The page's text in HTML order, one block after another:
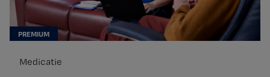
Medicatie